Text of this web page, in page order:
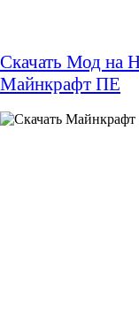
Скачать Мод на
Майнкрафт ПЕ